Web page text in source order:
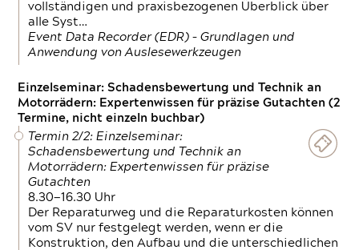
vollständigen und praxisbezogenen Überblick über
alle Syst…
Event Data Recorder (EDR) – Grundlagen und
Anwendung von Auslesewerkzeugen
Einzelseminar: Schadensbewertung und Technik an
Motorrädern: Expertenwissen für präzise Gutachten (2
Termine, nicht einzeln buchbar)
Termin 2/2: Einzelseminar:
Schadensbewertung und Technik an
Motorrädern: Expertenwissen für präzise
Gutachten
8.30—16.30 Uhr
Der Reparaturweg und die Reparaturkosten können
vom SV nur festgelegt werden, wenn er die
Konstruktion, den Aufbau und die unterschiedlichen